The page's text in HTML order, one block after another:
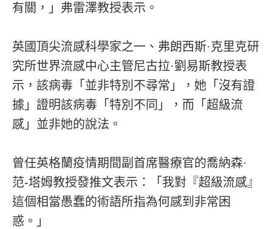
有關，」弗雷澤教授表示。
英國頂尖流感科學家之一、弗朗西斯·克里克研
究所世界流感中心主管尼古拉·劉易斯教授表
示，該病毒「並非特別不尋常」，她「沒有證
據」證明該病毒「特別不同」，而「超級流
感」並非她的說法。
曾任英格蘭疫情期間副首席醫療官的喬納森·
范-塔姆教授發推文表示：「我對『超級流感』
這個相當愚蠢的術語所指為何感到非常困
惑。」